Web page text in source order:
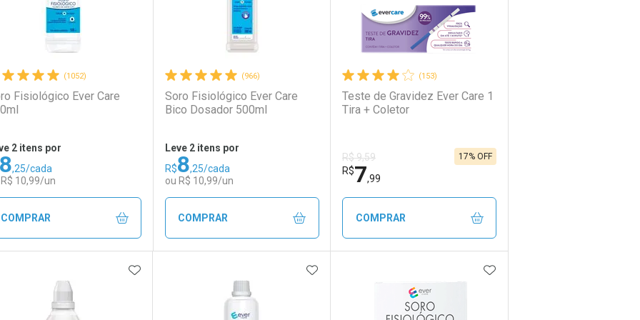
(1052)
Fisiológico Ever Care
2 itens por
8,25/cada
10,99/un
COMPRAR
FECHAR
FECHAR
Menos
(966)
Soro Fisiológico Ever Care
Bico Dosador 500ml
Leve 2 itens por
R$8,25/cada
ou R$ 10,99/un
COMPRAR
FECHAR
Laboratório
FECHAR
Por Menos
(153)
Teste de Gravidez Ever Care 1
Tira + Coletor
R$ 9,59
R$7,99
17% OFF
COMPRAR
FECHAR
Laboratório
FECHAR
Por Menos
ADICIONAR AOS FAVORITOS ADICIONAR AOS FAVORITOS ADICIONAR AOS